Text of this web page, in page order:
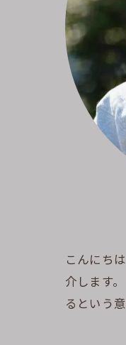
こんにち
介します
るという